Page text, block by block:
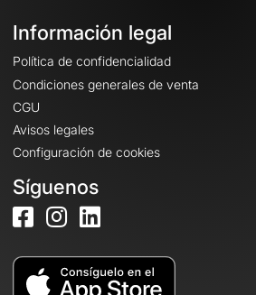
Información legal
Política de confidencialidad
Condiciones generales de venta
CGU
Avisos legales
Configuración de cookies
Síguenos